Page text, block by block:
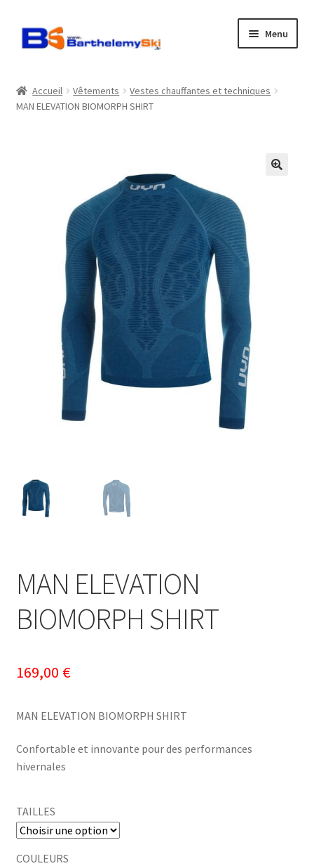
Aller
Aller
Menu
Atelier
Accueil Vêtements
Vestes chauffantes et techniques
MAN ELEVATION BIOMORPH SHIRT
MAN ELEVATION
BIOMORPH SHIRT
169,00 €
MAN ELEVATION BIOMORPH SHIRT
Confortable et innovante pour des performances
hivernales
TAILLES
COULEURS